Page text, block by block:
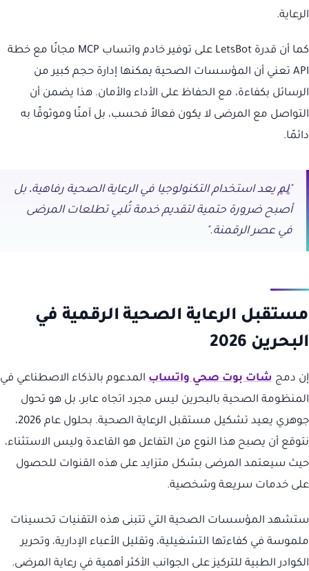
الرعاية.
كما أن قدرة LetsBot على توفير خادم واتساب MCP مجانًا مع خطة
API تعني أن المؤسسات الصحية يمكنها إدارة حجم كبير من
الرسائل بكفاءة، مع الحفاظ على الأداء والأمان. هذا يضمن أن
التواصل مع المرضى لا يكون فعالاً فحسب، بل آمنًا وموثوقًا به
دائمًا.
"لم يعد استخدام التكنولوجيا في الرعاية الصحية رفاهية، بل
أصبح ضرورة حتمية لتقديم خدمة تُلبي تطلعات المرضى
في عصر الرقمنة."
مستقبل الرعاية الصحية الرقمية في
البحرين 2026
إن دمج شات بوت صحي واتساب المدعوم بالذكاء الاصطناعي في
المنظومة الصحية بالبحرين ليس مجرد اتجاه عابر، بل هو تحول
جوهري يعيد تشكيل مستقبل الرعاية الصحية. بحلول عام 2026،
نتوقع أن يصبح هذا النوع من التفاعل هو القاعدة وليس الاستثناء،
حيث سيعتمد المرضى بشكل متزايد على هذه القنوات للحصول
على خدمات سريعة وشخصية.
ستشهد المؤسسات الصحية التي تتبنى هذه التقنيات تحسينات
ملموسة في كفاءتها التشغيلية، وتقليل الأعباء الإدارية، وتحرير
الكوادر الطبية للتركيز على الجوانب الأكثر أهمية في رعاية المرضى.